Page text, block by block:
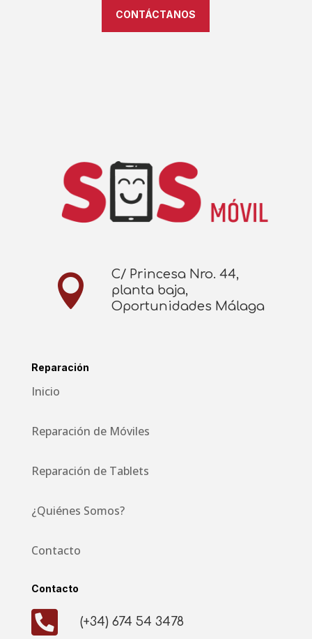
CONTÁCTANOS

C/ Princesa Nro. 44,
planta baja,
Oportunidades Málaga
Reparación
Inicio
Reparación de Móviles
Reparación de Tablets
¿Quiénes Somos?
Contacto
Contacto
 (+34) 674 54 3478